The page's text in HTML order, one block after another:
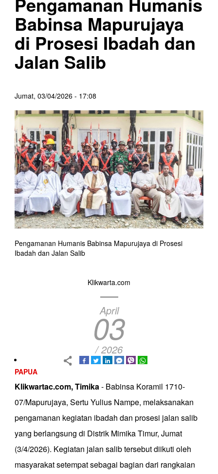
Babinsa Mapurujaya
di Prosesi Ibadah dan
Jalan Salib
Jumat, 03/04/2026 - 17:08
Pengamanan Humanis Babinsa Mapurujaya di Prosesi
Ibadah dan Jalan Salib
Klikwarta.com
April
03
/ 2026
PAPUA
Klikwartac.com, Timika- Babinsa Koramil 1710-
07/Mapurujaya, Sertu Yulius Nampe, melaksanakan
pengamanan kegiatan ibadah dan prosesi jalan salib
yang berlangsung di Distrik Mimika Timur, Jumat
(3/4/2026). Kegiatan jalan salib tersebut diikuti oleh
masyarakat setempat sebagai bagian dari rangkaian